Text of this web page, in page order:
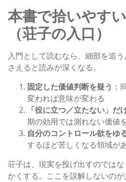
本書で拾いやす
（荘子の入口）
入門として読むなら、細部を追
さえると読みが深くなる。
固定した価値判断を疑う ：
変われば意味が変わる
「役に立つ／立たない」だ
期の効用では測れない価値
自分のコントロール欲をゆ
するほど苦しくなる領域が
荘子は、現実を投げ出すのでは
かくする。ここを誤解しないのが